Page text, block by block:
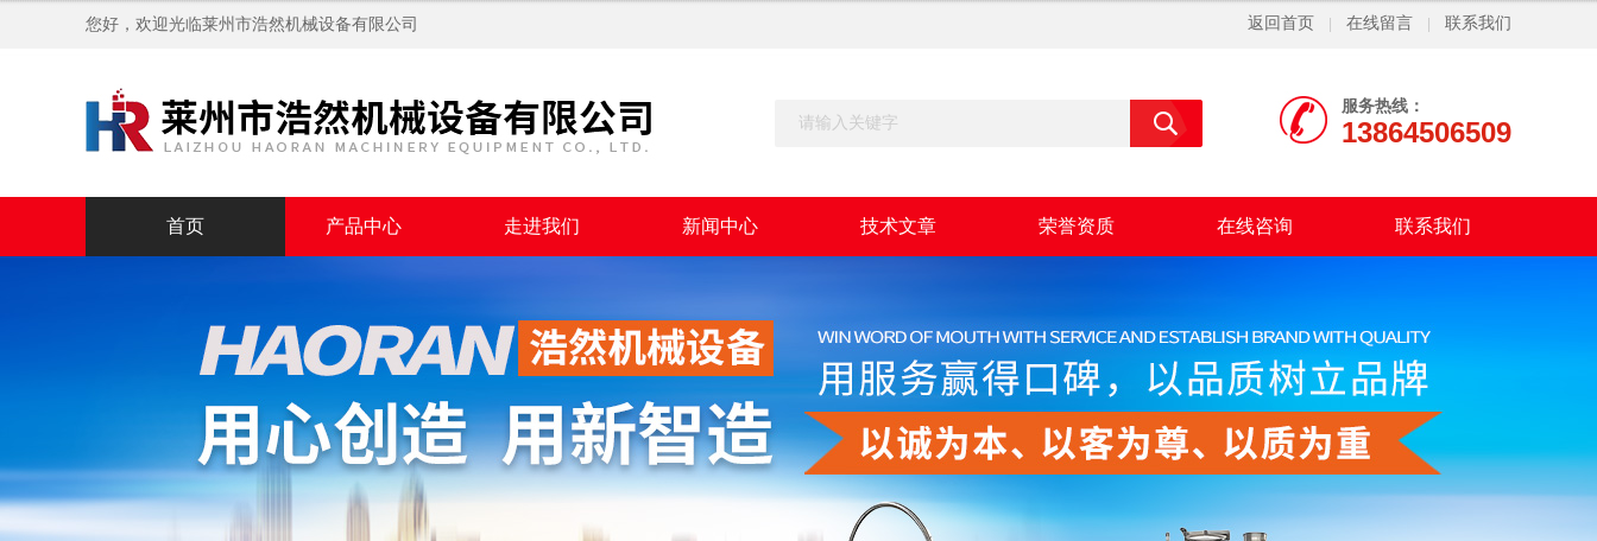
您好，欢迎光临莱州市浩然机械设备有限公司 返回首页 在线留言 联系我们
服务热线：
13864506509
首页 产品中心 走进我们 新闻中心 技术文章 荣誉资质 在线咨询 联系我们